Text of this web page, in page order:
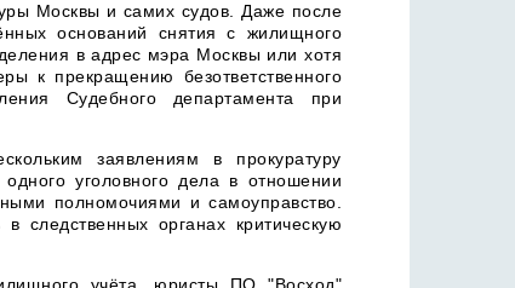
Москвы и самих судов. Даже после
оснований снятия с жилищного
в адрес мэра Москвы или хотя
к прекращению безответственного
Судебного департамента при
заявлениям в прокуратуру
уголовного дела в отношении
полномочиями и самоуправство.
органах критическую